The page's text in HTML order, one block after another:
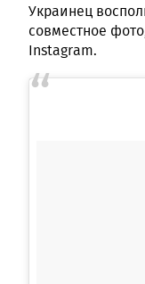
Украинец
совместное
Instagram.